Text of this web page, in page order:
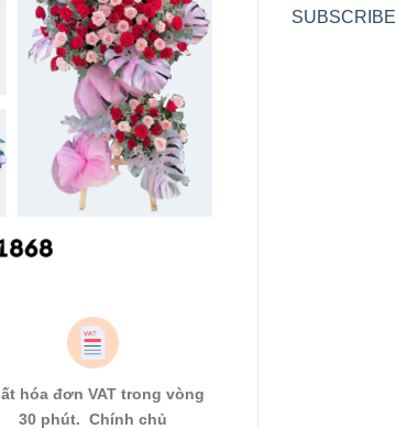
hóa đơn VAT trong vòng
30 phút. Chính chủ
SUBSCRIBE